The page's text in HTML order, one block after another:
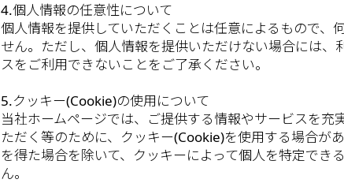
4.個人情報の任意性について
個人情報を提供していただくことは任意によるもので、
せん。ただし、個人情報を提供いただけない場合には、
スをご利用できないことをご了承ください。
5.クッキー(Cookie)の使用について
当社ホームページでは、ご提供する情報やサービスを充
ただく等のために、クッキー(Cookie)を使用する場合が
を得た場合を除いて、クッキーによって個人を特定でき
ん。